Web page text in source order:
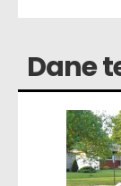
Dane